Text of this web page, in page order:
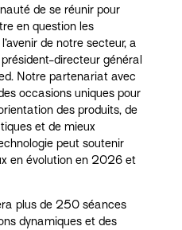
de se réunir pour
en question les
de notre secteur, a
directeur général
Notre partenariat avec
occasions uniques pour
des produits, de
et de mieux
peut soutenir
en évolution en 2026 et
plus de 250 séances
dynamiques et des